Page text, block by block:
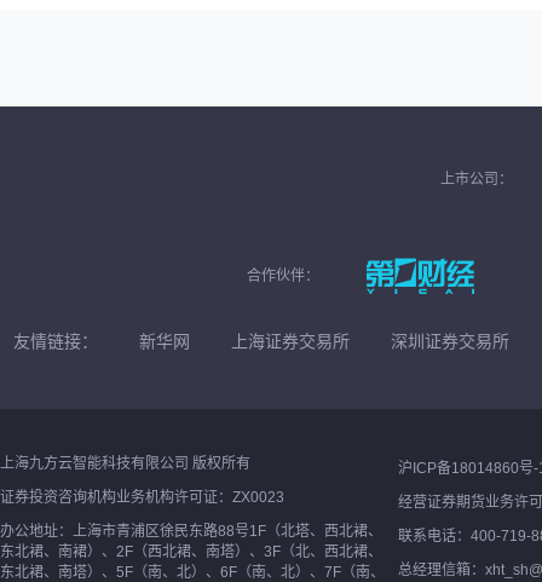
上市公司：
合作伙伴：
友情链接： 新华网 上海证券交易所 深圳证券交易所
上海九方云智能科技有限公司 版权所有
证券投资咨询机构业务机构许可证：ZX0023
办公地址：上海市青浦区徐民东路88号1F（北塔、西北裙、
东北裙、南裙）、2F（西北裙、南塔）、3F（北、西北裙、
东北裙、南塔）、5F（南、北）、6F（南、北）、7F（南、
沪ICP备18014860号-
经营证券期货业务许
联系电话：400-719-
总经理信箱：